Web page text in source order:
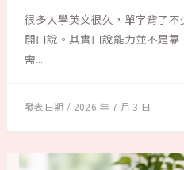
很多人學英文很久，單字背了
開口說。其實口說能力並不是
需...
2026 年 7 月 3 日